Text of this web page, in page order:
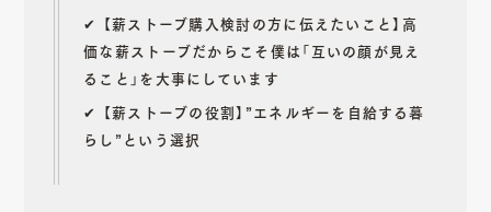
✔︎ 【薪ストーブ購入検討の方に伝えたいこと】高
価な薪ストーブだからこそ僕は「互いの顔が見え
ること」を大事にしています
✔︎ 【薪ストーブの役割】”エネルギーを自給する暮
らし”という選択